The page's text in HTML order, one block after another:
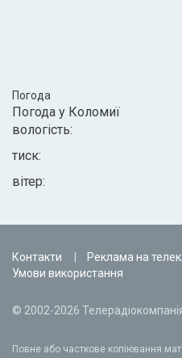
Погода
Погода у Коломиї
вологість:
тиск:
вітер:
Контакти Реклама на
Умови використання
© 2002-2026
Повне або часткове копіювання